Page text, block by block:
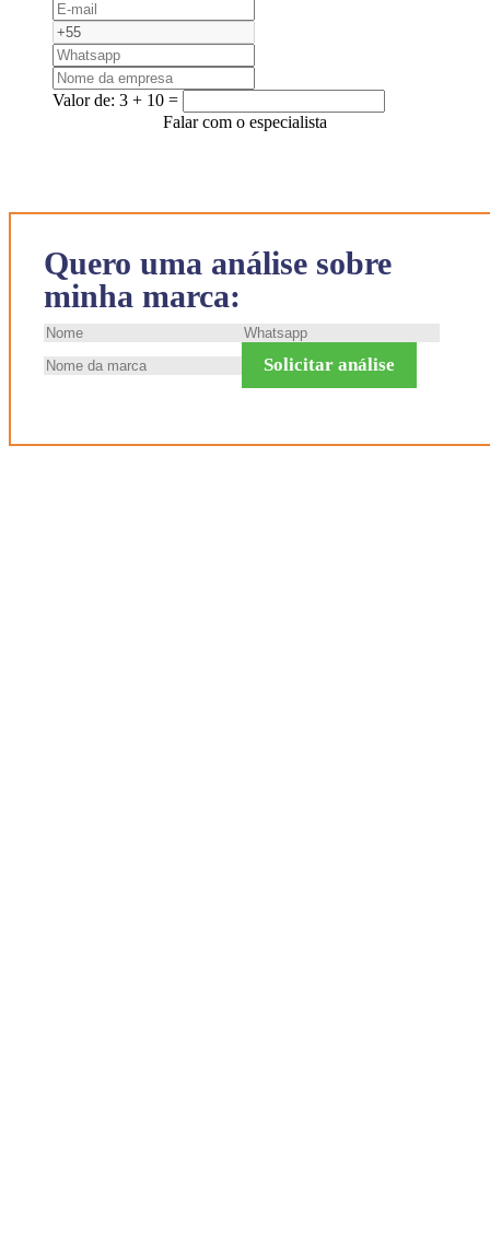
Quero uma análise sobre
minha marca:
Solicitar análise
Valor de: 3 + 10 =
Falar com o especialista